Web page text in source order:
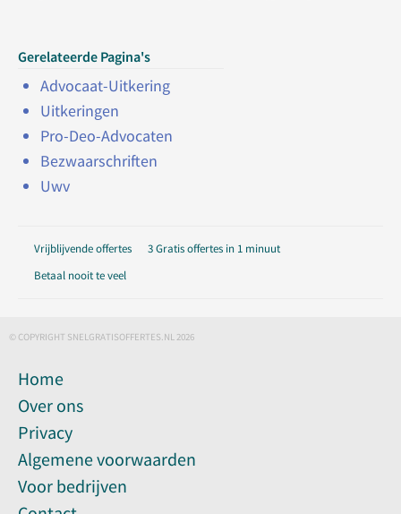
Gerelateerde Pagina's
Advocaat-Uitkering
Uitkeringen
Pro-Deo-Advocaten
Bezwaarschriften
Uwv
Vrijblijvende offertes
3 Gratis offertes in 1 minuut
Betaal nooit te veel
© COPYRIGHT SNELGRATISOFFERTES.NL 2026
Home
Over ons
Privacy
Algemene voorwaarden
Voor bedrijven